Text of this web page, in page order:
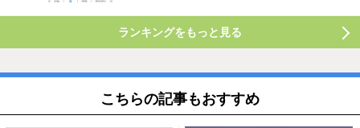
ランキングをもっと見る
こちらの記事もおすすめ